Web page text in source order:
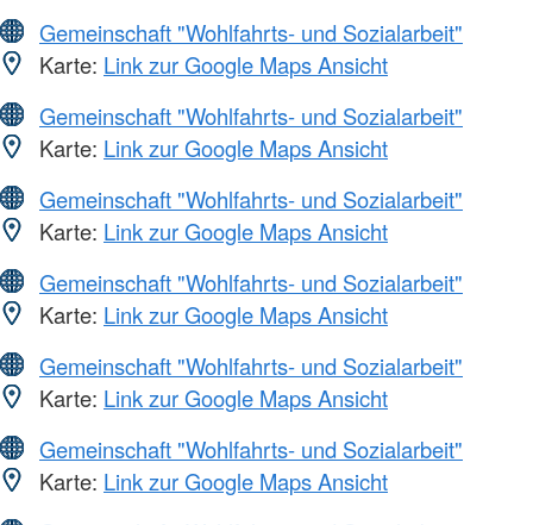
Gemeinschaft "Wohlfahrts- und Sozialarbeit"
Karte: Link zur Google Maps Ansicht
Gemeinschaft "Wohlfahrts- und Sozialarbeit"
Karte: Link zur Google Maps Ansicht
Gemeinschaft "Wohlfahrts- und Sozialarbeit"
Karte: Link zur Google Maps Ansicht
Gemeinschaft "Wohlfahrts- und Sozialarbeit"
Karte: Link zur Google Maps Ansicht
Gemeinschaft "Wohlfahrts- und Sozialarbeit"
Karte: Link zur Google Maps Ansicht
Gemeinschaft "Wohlfahrts- und Sozialarbeit"
Karte: Link zur Google Maps Ansicht